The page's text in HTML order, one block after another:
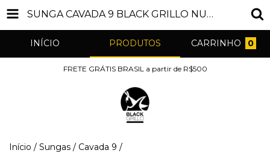
SUNGA CAVADA 9 BLACK GRILLO NUDE
INÍCIO PRODUTOS CARRINHO 0
FRETE GRÁTIS BRASIL a partir de R$500
Início / Sungas / Cavada 9 /